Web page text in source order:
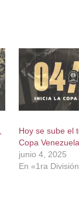
Hoy se sube el
Copa
junio 4, 2025
En «1ra